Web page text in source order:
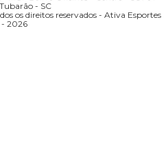
- SC
os direitos reservados - Ativa Esportes
- 2026